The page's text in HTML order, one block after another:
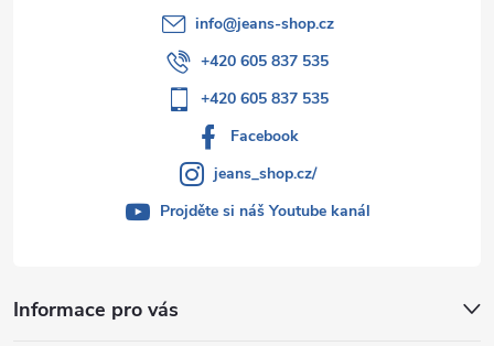
Informace pro vás
info@jeans-shop.cz
+420 605 837 535
+420 605 837 535
Facebook
jeans_shop.cz/
Projděte si náš Youtube kanál